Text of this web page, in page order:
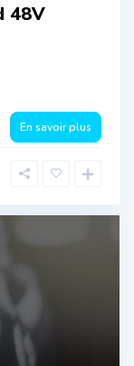
48V
En savoir plus